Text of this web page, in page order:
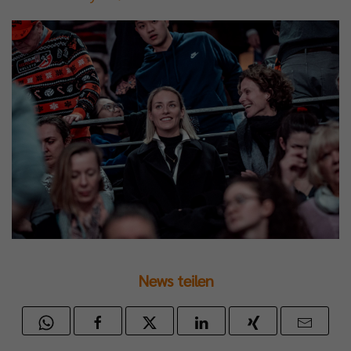
News teilen